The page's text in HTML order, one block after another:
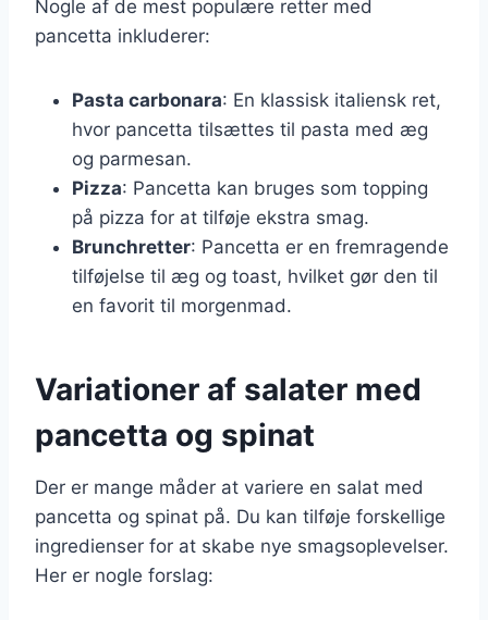
Nogle af de mest populære retter med
pancetta inkluderer:
Pasta carbonara: En klassisk italiensk ret,
hvor pancetta tilsættes til pasta med æg
og parmesan.
Pizza: Pancetta kan bruges som topping
på pizza for at tilføje ekstra smag.
Brunchretter: Pancetta er en fremragende
tilføjelse til æg og toast, hvilket gør den til
en favorit til morgenmad.
Variationer af salater med
pancetta og spinat
Der er mange måder at variere en salat med
pancetta og spinat på. Du kan tilføje forskellige
ingredienser for at skabe nye smagsoplevelser.
Her er nogle forslag: